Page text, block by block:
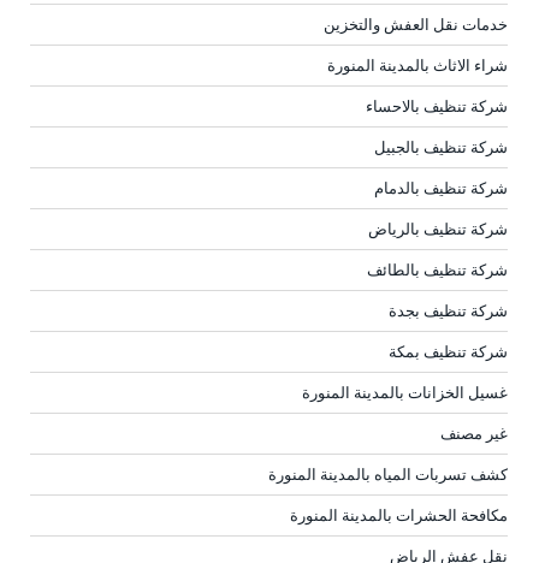
خدمات نقل العفش والتخزين
شراء الاثاث بالمدينة المنورة
شركة تنظيف بالاحساء
شركة تنظيف بالجبيل
شركة تنظيف بالدمام
شركة تنظيف بالرياض
شركة تنظيف بالطائف
شركة تنظيف بجدة
شركة تنظيف بمكة
غسيل الخزانات بالمدينة المنورة
غير مصنف
كشف تسربات المياه بالمدينة المنورة
مكافحة الحشرات بالمدينة المنورة
نقل عفش الرياض